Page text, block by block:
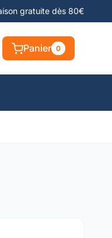
gratuite dès 80€
Panier 0